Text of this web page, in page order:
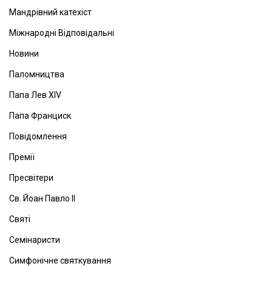
Мандрівний катехіст
Міжнародні Відповідальні
Новини
Паломництва
Папа Лев ХІV
Папа Франциск
Повідомлення
Премії
Пресвітери
Св. Йоан Павло ІІ
Святі
Семінаристи
Симфонічне святкування